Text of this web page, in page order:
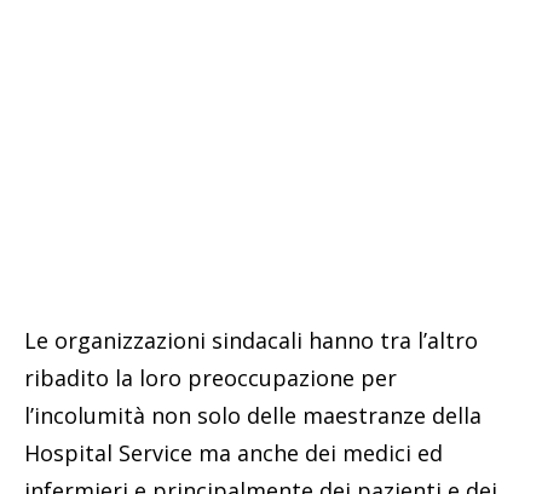
Le organizzazioni sindacali hanno tra l’altro
ribadito la loro preoccupazione per
l’incolumità non solo delle maestranze della
Hospital Service ma anche dei medici ed